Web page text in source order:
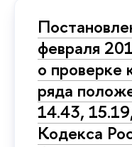
февраля
о проверке
ряда
14.43,
Кодекса